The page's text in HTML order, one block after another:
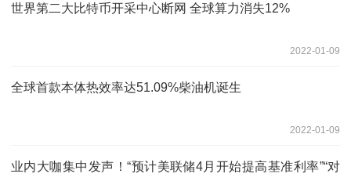
世界第二大比特币开采中心断网 全球算力消失12%
2022-01-09
全球首款本体热效率达51.09%柴油机诞生
2022-01-09
业内大咖集中发声！“预计美联储4月开始提高基准利率”“对